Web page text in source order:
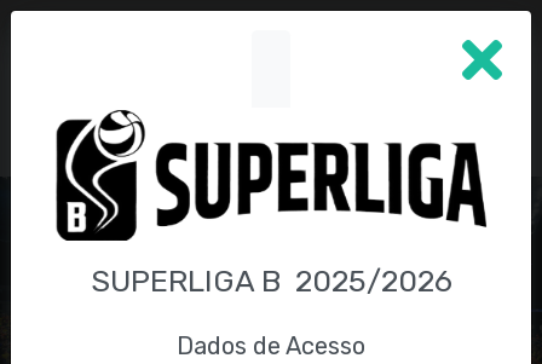
SUPERLIGA B 2025/2026
Dados de Acesso